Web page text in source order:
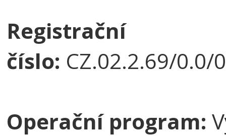
Registrační
číslo: CZ.02.2.69/0.0/
Operační program: